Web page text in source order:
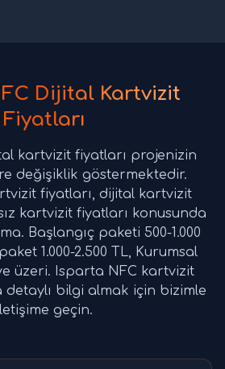
Dijital Kartvizit
Fiyatları
kartvizit fiyatları projenizin
değişiklik göstermektedir.
fiyatları, dijital kartvizit
kartvizit fiyatları konusunda
Başlangıç paketi 500-1.000
1.000-2.500 TL, Kurumsal
üzeri. Isparta NFC kartvizit
detaylı bilgi almak için bizimle
geçin.